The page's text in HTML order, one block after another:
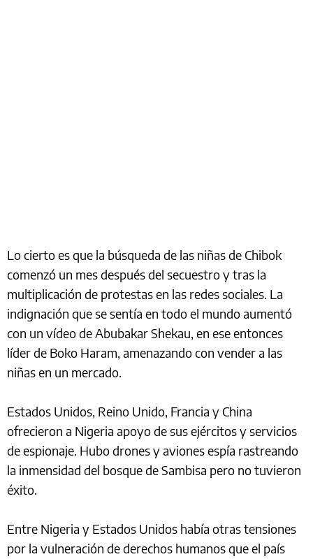
Lo cierto es que la búsqueda de las niñas de Chibok
comenzó un mes después del secuestro y tras la
multiplicación de protestas en las redes sociales. La
indignación que se sentía en todo el mundo aumentó
con un vídeo de Abubakar Shekau, en ese entonces
líder de Boko Haram, amenazando con vender a las
niñas en un mercado.
Estados Unidos, Reino Unido, Francia y China
ofrecieron a Nigeria apoyo de sus ejércitos y servicios
de espionaje. Hubo drones y aviones espía rastreando
la inmensidad del bosque de Sambisa pero no tuvieron
éxito.
Entre Nigeria y Estados Unidos había otras tensiones
por la vulneración de derechos humanos que el país